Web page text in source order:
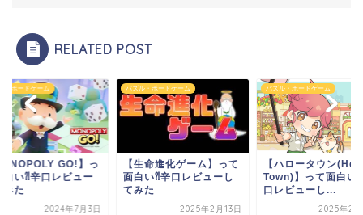
RELATED POST
・ボードゲーム
GO!】っ
白い⁈辛口レビュー
みた
2024年7月3日
パズル・ボードゲーム
【生命進化ゲーム】って
面白い⁈辛口レビューし
てみた
2025年2月13日
パズル・ボードゲーム
【ハロータウン
Town)】って面白い
口レビューし...
2025年2